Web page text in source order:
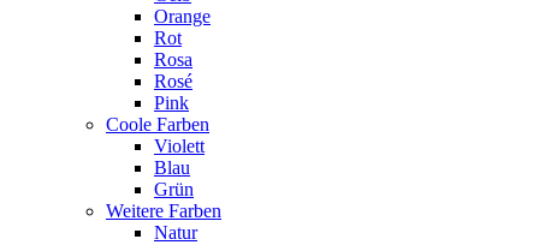
Orange
Rot
Rosa
Rosé
Pink
Coole Farben
Violett
Blau
Grün
Weitere Farben
Natur